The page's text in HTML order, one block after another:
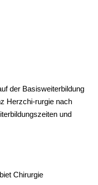
der Basisweiterbildung
Herzchi-rurgie nach
und
Chirurgie